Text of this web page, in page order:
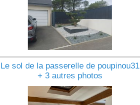
Le sol de la passerelle de poupinou31
+ 3 autres photos